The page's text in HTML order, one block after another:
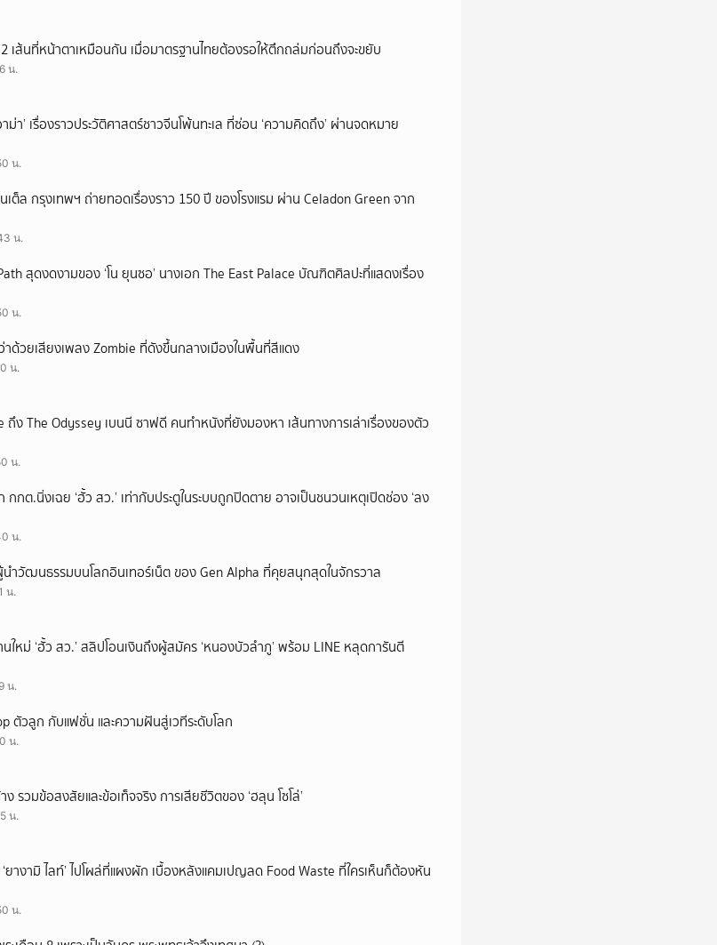
2 เส้นที่หน้าตาเหมือนกัน เมื่อมาตรฐานไทยต้องรอให้ตึกถล่มก่อนถึงจะขยับ
น.
ม่า’ เรื่องราวประวัติศาสตร์ชาวจีนโพ้นทะเล ที่ซ่อน ‘ความคิดถึง’ ผ่านจดหมาย
น.
เต็ล กรุงเทพฯ ถ่ายทอดเรื่องราว 150 ปี ของโรงแรม ผ่าน Celadon Green จาก
น.
สุดงดงามของ ‘โน ยุนซอ’ นางเอก The East Palace บัณฑิตศิลปะที่แสดงเรื่อง
น.
ว่าด้วยเสียงเพลง Zombie ที่ดังขึ้นกลางเมืองในพื้นที่สีแดง
น.
ถึง The Odyssey เบนนี ซาฟดี คนทำหนังที่ยังมองหา เส้นทางการเล่าเรื่องของตัว
น.
กต.นิ่งเฉย ‘ฮั้ว สว.’ เท่ากับประตูในระบบถูกปิดตาย อาจเป็นชนวนเหตุเปิดช่อง ‘ลง
น.
ำวัฒนธรรมบนโลกอินเทอร์เน็ต ของ Gen Alpha ที่คุยสนุกสุดในจักรวาล
น.
หม่ ‘ฮั้ว สว.’ สลิปโอนเงินถึงผู้สมัคร ‘หนองบัวลำภู’ พร้อม LINE หลุดการันตี
น.
ตัวลูก กับแฟชั่น และความฝันสู่เวทีระดับโลก
น.
ง รวมข้อสงสัยและข้อเท็จจริง การเสียชีวิตของ ‘ฮลุน โซโล่’
น.
‘ยางามิ ไลท์’ ไปโผล่ที่แผงผัก เบื้องหลังแคมเปญลด Food Waste ที่ใครเห็นก็ต้องหัน
น.